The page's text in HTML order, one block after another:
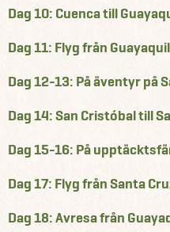
Dag 10: Cuenca till
Dag 11: Flyg från
Dag 12-13: På äventyr på
Dag 14: San Cristóbal till
Dag 15-16: På
Dag 17: Flyg från Santa
Dag 18: Avresa från